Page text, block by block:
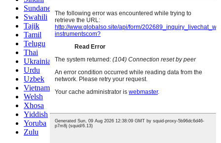
Sundanese
Swahili
Tajik
Tamil
Telugu
Thai
Ukrainian
Urdu
Uzbek
Vietnamese
Welsh
Xhosa
Yiddish
Yoruba
Zulu